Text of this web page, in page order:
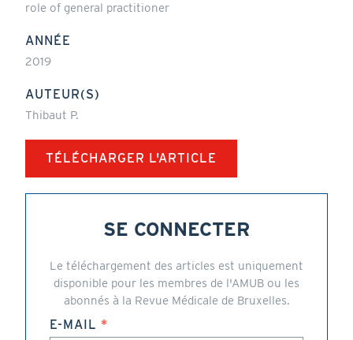
role of general practitioner
ANNÉE
2019
AUTEUR(S)
Thibaut P.
TÉLÉCHARGER L'ARTICLE
SE CONNECTER
Le téléchargement des articles est uniquement
disponible pour les membres de l'AMUB ou les
abonnés à la Revue Médicale de Bruxelles.
E-MAIL